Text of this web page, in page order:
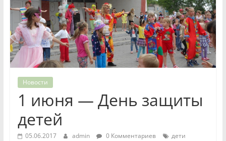
Новости
1 июня — День защиты
детей
05.06.2017 admin 0 Комментариев дети